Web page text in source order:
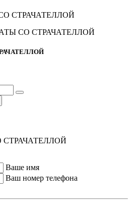
Ваше имя
Ваш номер телефона